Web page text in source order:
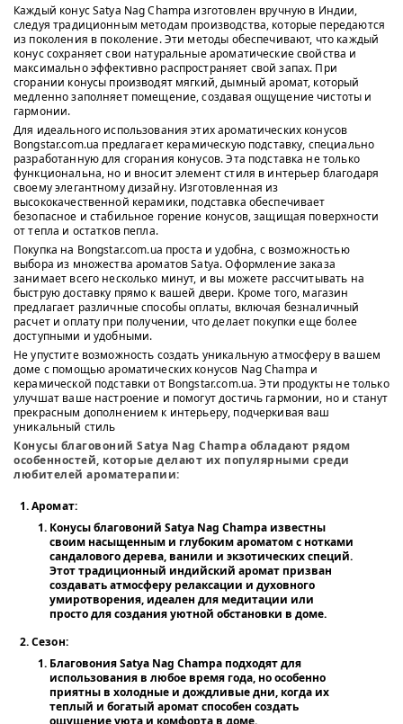
Каждый конус Satya Nag Champa изготовлен вручную в Индии,
следуя традиционным методам производства, которые передаются
из поколения в поколение. Эти методы обеспечивают, что каждый
конус сохраняет свои натуральные ароматические свойства и
максимально эффективно распространяет свой запах. При
сгорании конусы производят мягкий, дымный аромат, который
медленно заполняет помещение, создавая ощущение чистоты и
гармонии.
Для идеального использования этих ароматических конусов
Bongstar.com.ua предлагает керамическую подставку, специально
разработанную для сгорания конусов. Эта подставка не только
функциональна, но и вносит элемент стиля в интерьер благодаря
своему элегантному дизайну. Изготовленная из
высококачественной керамики, подставка обеспечивает
безопасное и стабильное горение конусов, защищая поверхности
от тепла и остатков пепла.
Покупка на Bongstar.com.ua проста и удобна, с возможностью
выбора из множества ароматов Satya. Оформление заказа
занимает всего несколько минут, и вы можете рассчитывать на
быструю доставку прямо к вашей двери. Кроме того, магазин
предлагает различные способы оплаты, включая безналичный
расчет и оплату при получении, что делает покупки еще более
доступными и удобными.
Не упустите возможность создать уникальную атмосферу в вашем
доме с помощью ароматических конусов Nag Champa и
керамической подставки от Bongstar.com.ua. Эти продукты не только
улучшат ваше настроение и помогут достичь гармонии, но и станут
прекрасным дополнением к интерьеру, подчеркивая ваш
уникальный стиль
Конусы благовоний Satya Nag Champa обладают рядом
особенностей, которые делают их популярными среди
любителей ароматерапии:
Аромат:
Конусы благовоний Satya Nag Champa известны
своим насыщенным и глубоким ароматом с нотками
сандалового дерева, ванили и экзотических специй.
Этот традиционный индийский аромат призван
создавать атмосферу релаксации и духовного
умиротворения, идеален для медитации или
просто для создания уютной обстановки в доме.
Сезон:
Благовония Satya Nag Champa подходят для
использования в любое время года, но особенно
приятны в холодные и дождливые дни, когда их
теплый и богатый аромат способен создать
ощущение уюта и комфорта в доме.